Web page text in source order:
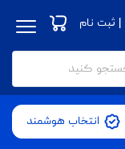
| ثبت نام
انتخاب هوشمند